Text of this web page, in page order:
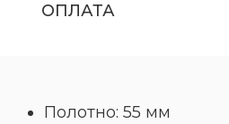
ОПЛАТА
Полотно: 55 мм